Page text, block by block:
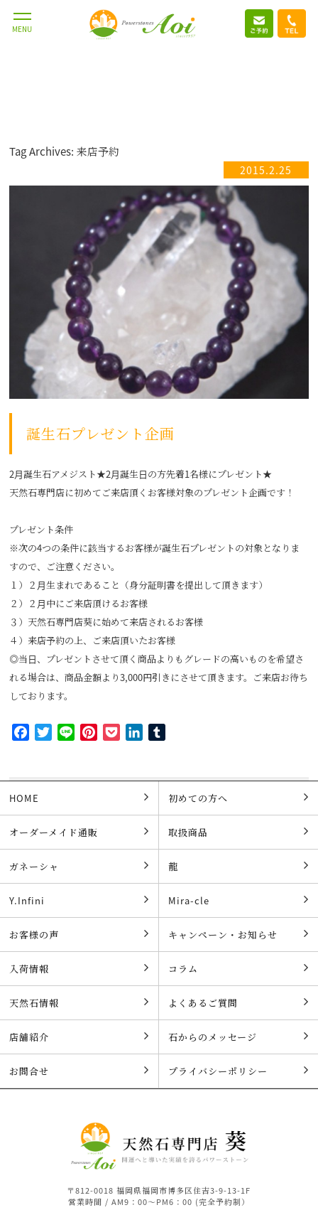
MENU
Tag Archives: 来店予約
2015.2.25
誕生石プレゼント企画
2月誕生石アメジスト★2月誕生日の方先着1名様にプレゼント★
天然石専門店に初めてご来店頂くお客様対象のプレゼント企画です！
プレゼント条件
※次の4つの条件に該当するお客様が誕生石プレゼントの対象となりま
すので、ご注意ください。
１）２月生まれであること（身分証明書を提出して頂きます）
２）２月中にご来店頂けるお客様
３）天然石専門店葵に始めて来店されるお客様
４）来店予約の上、ご来店頂いたお客様
◎当日、プレゼントさせて頂く商品よりもグレードの高いものを希望さ
れる場合は、商品金額より3,000円引きにさせて頂きます。ご来店お待ち
しております。
FacebookTwitterLine PinterestPocketLinkedIn
HOME 初めての方へ
オーダーメイド通販 取扱商品
ガネーシャ 龍
Y.Infini Mira-cle
お客様の声 キャンペーン・お知らせ
入荷情報 コラム
天然石情報 よくあるご質問
店舗紹介 石からのメッセージ
お問合せ プライバシーポリシー
〒812-0018 福岡県福岡市博多区住吉3-9-13-1F
営業時間 / AM9：00～PM6：00 (完全予約制）